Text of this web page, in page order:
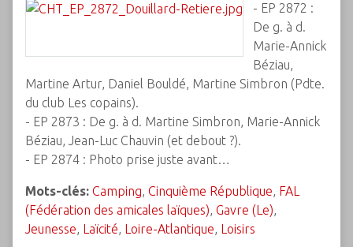
- EP 2872 :
De g. à d.
Marie-Annick
Béziau,
Martine Artur, Daniel Bouldé, Martine Simbron (Pdte.
du club Les copains).
- EP 2873 : De g. à d. Martine Simbron, Marie-Annick
Béziau, Jean-Luc Chauvin (et debout ?).
- EP 2874 : Photo prise juste avant…
Mots-clés: Camping, Cinquième République, FAL
(Fédération des amicales laïques), Gavre (Le),
Jeunesse, Laïcité, Loire-Atlantique, Loisirs